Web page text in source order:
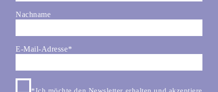
Nachname
E-Mail-Adresse*